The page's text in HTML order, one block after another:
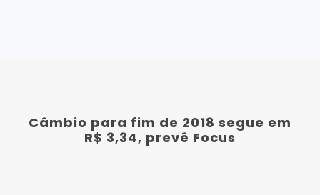
Câmbio para fim de 2018 segue em
R$ 3,34, prevê Focus